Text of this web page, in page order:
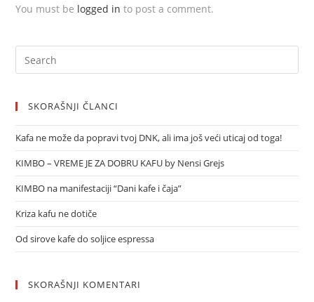
You must be logged in to post a comment.
SKORAŠNJI ČLANCI
Kafa ne može da popravi tvoj DNK, ali ima još veći uticaj od toga!
KIMBO – VREME JE ZA DOBRU KAFU by Nensi Grejs
KIMBO na manifestaciji “Dani kafe i čaja”
Kriza kafu ne dotiče
Od sirove kafe do soljice espressa
SKORAŠNJI KOMENTARI